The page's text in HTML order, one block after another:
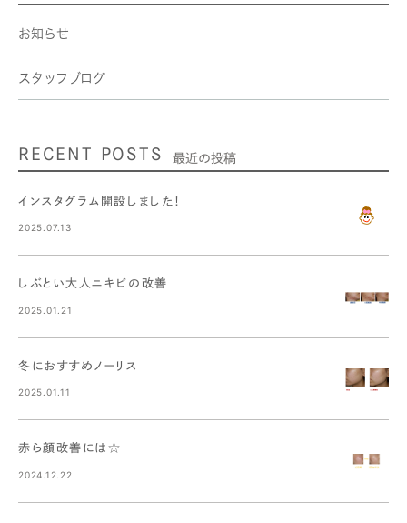
お知らせ
スタッフブログ
RECENT POSTS 最近の投稿
インスタグラム開設しました！
2025.07.13
しぶとい大人ニキビの改善
2025.01.21
冬におすすめノーリス
2025.01.11
赤ら顔改善には☆
2024.12.22